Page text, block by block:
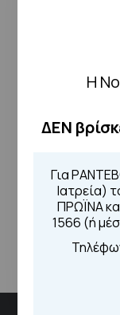
Η
ΔΕΝ
Για
Ιατρεία)
ΠΡΩΪΝΑ
1566 (ή
Επιστροφή